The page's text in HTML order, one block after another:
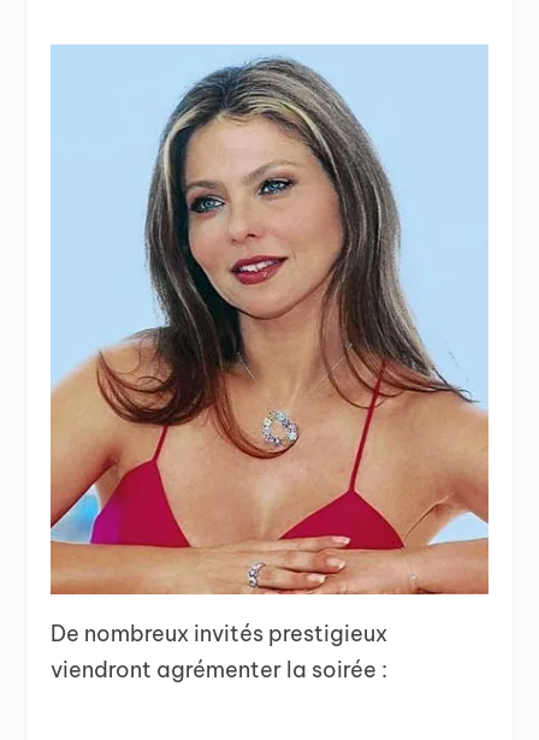
De nombreux invités prestigieux
viendront agrémenter la soirée :